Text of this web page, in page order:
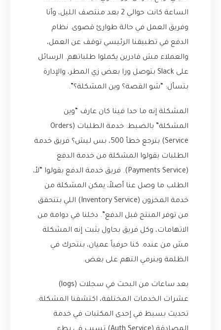
الساعة كانت حوالي 2 بعد منتصف الليل، وأنا
وفريق العمل في حالة طوارئ قصوى. نظام
الدفع في تطبيقنا الرئيسي توقف عن العمل،
والعملاء مش قادرين يكملوا طلباتهم. الرسائل
على Slack بتوصل ورا بعض زي المطر، والإدارة
بتسأل: “شو القصة؟ وين المشكلة؟”.
المشكلة إنه ما حدا فينا كان عارف “وين
المشكلة” بالضبط. خدمة الطلبات (Orders
Service) بترجع خطأ 500، بس ليش؟ فريق خدمة
الطلبات بقولوا المشكلة من خدمة الدفع
(Payments Service). فريق خدمة الدفع بقولوا “لأ،
الطلب ما وصل عنا أصلاً، يمكن المشكلة من
خدمة المخزون (Inventory Service) اللي بتتحقق
من توفر المنتج قبل الدفع”. دخلنا في دوامة من
الاتهامات، وكل فريق بحاول يثبت إنه المشكلة
مش من عنده. كنا حرفياً عميان، بنتحرك في
الظلمة وبنرمي التهم على بعض.
بعد ساعات من البحث في سجلات (logs)
عشرات الخدمات المختلفة، اكتشفنا المشكلة:
تحديث بسيط في إحدى المكتبات في خدمة